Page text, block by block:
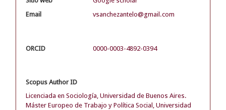
Email
vsanchezantelo@gmail.com
ORCID 0000-0003-4892-0394
Scopus Author ID
Licenciada en Sociología, Universidad de Buenos Aires.
Máster Europeo de Trabajo y Política Social, Universidad